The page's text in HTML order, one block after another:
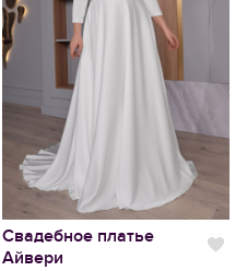
Нравится
Свадебное платье
Айвери